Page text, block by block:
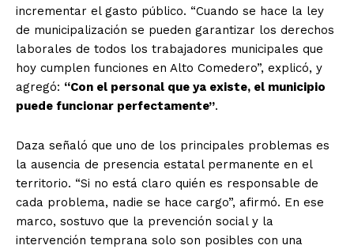
incrementar el gasto público. “Cuando se hace la ley
de municipalización se pueden garantizar los derechos
laborales de todos los trabajadores municipales que
hoy cumplen funciones en Alto Comedero”, explicó, y
agregó: “Con el personal que ya existe, el municipio
puede funcionar perfectamente”.
Daza señaló que uno de los principales problemas es
la ausencia de presencia estatal permanente en el
territorio. “Si no está claro quién es responsable de
cada problema, nadie se hace cargo”, afirmó. En ese
marco, sostuvo que la prevención social y la
intervención temprana solo son posibles con una